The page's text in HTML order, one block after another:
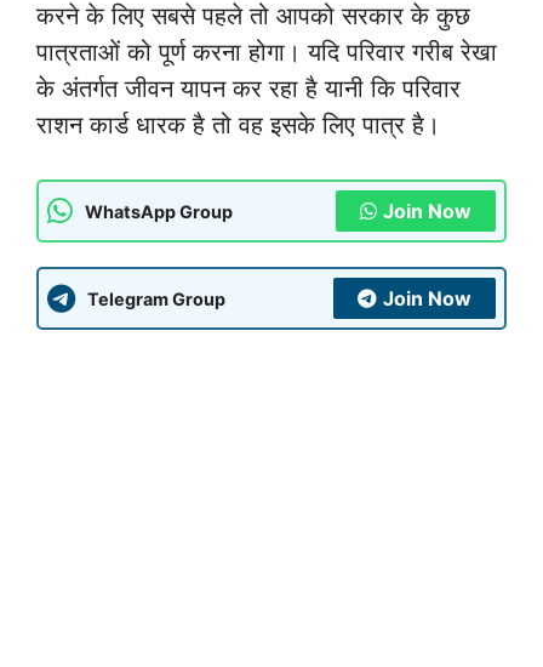
करने के लिए सबसे पहले तो आपको सरकार के कुछ
पात्रताओं को पूर्ण करना होगा। यदि परिवार गरीब रेखा
के अंतर्गत जीवन यापन कर रहा है यानी कि परिवार
राशन कार्ड धारक है तो वह इसके लिए पात्र है।
WhatsApp Group Join Now
Telegram Group Join Now